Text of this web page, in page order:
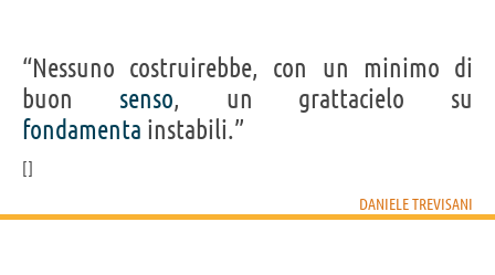
“Nessuno costruirebbe, con un minimo di
buon senso, un grattacielo su
fondamenta instabili.”
DANIELE TREVISANI